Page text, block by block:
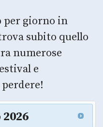
giorno in
subito quello
numerose
e
2026